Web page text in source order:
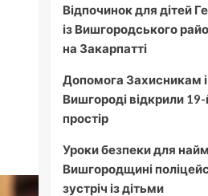
Відпочинок для дітей
із Вишгородського
на Закарпатті
Допомога Захисникам і
Вишгороді відкрили
простір
Уроки безпеки для
Вишгородщині
зустріч із дітьми